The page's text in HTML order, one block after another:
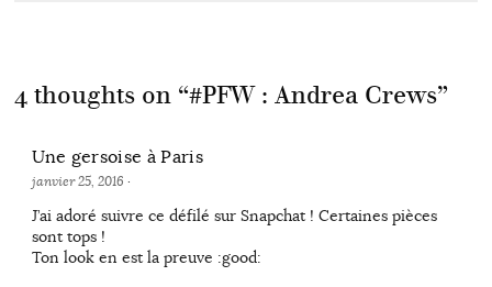
4 thoughts on “#PFW : Andrea Crews”
Une gersoise à Paris
janvier 25, 2016 ·
J’ai adoré suivre ce défilé sur Snapchat ! Certaines pièces
sont tops !
Ton look en est la preuve :good: